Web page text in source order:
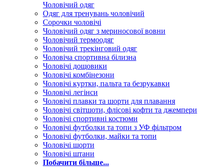
Чоловічий одяг
Одяг для тренувань чоловічий
Сорочки чоловічі
Чоловічий одяг з мериносової вовни
Чоловічий термоодяг
Чоловічий трекінговий одяг
Чоловіча спортивна білизна
Чоловічі дощовики
Чоловічі комбінезони
Чоловічі куртки, пальта та безрукавки
Чоловічі легінси
Чоловічі плавки та шорти для плавання
Чоловічі світшоти, флісові кофти та джемпери
Чоловічі спортивні костюми
Чоловічі футболки та топи з УФ фільтром
Чоловічі футболки, майки та топи
Чоловічі шорти
Чоловічі штани
Побачити більше...